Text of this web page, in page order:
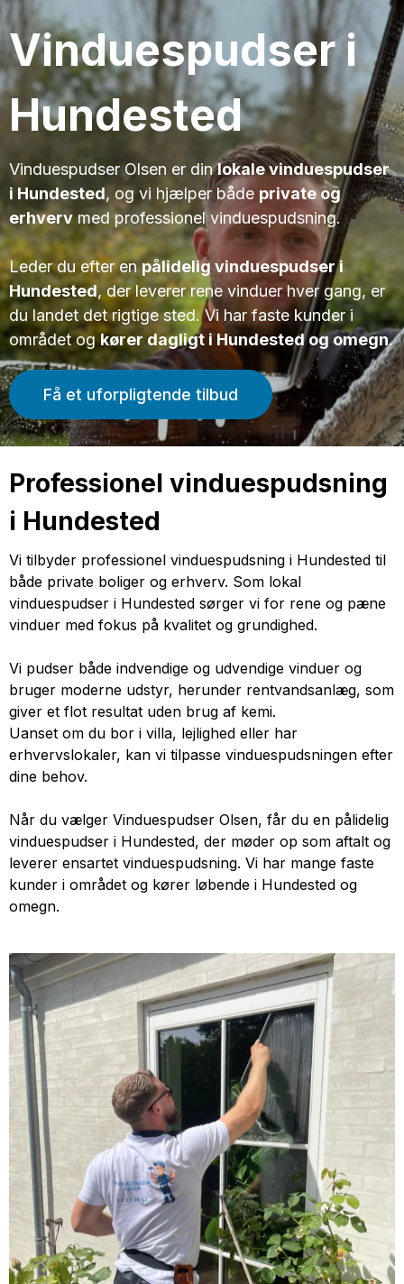
Vinduespudser i
Hundested
Vinduespudser Olsen er dinlokale vinduespudser
i Hundested, og vi hjælper både private og
erhvervmed professionel vinduespudsning.
Leder du efter en pålidelig vinduespudser i
Hundested, der leverer rene vinduer hver gang, er
du landet det rigtige sted. Vi har faste kunder i
området ogkører dagligt i Hundested og omegn.
Få et uforpligtende tilbud
Professionel vinduespudsning
i Hundested
Vi tilbyder professionel vinduespudsning i Hundested til
både private boliger og erhverv. Som lokal
vinduespudser i Hundested sørger vi for rene og pæne
vinduer med fokus på kvalitet og grundighed.
Vi pudser både indvendige og udvendige vinduer og
bruger moderne udstyr, herunder rentvandsanlæg, som
giver et flot resultat uden brug af kemi.
Uanset om du bor i villa, lejlighed eller har
erhvervslokaler, kan vi tilpasse vinduespudsningen efter
dine behov.
Når du vælger Vinduespudser Olsen, får du en pålidelig
vinduespudser i Hundested, der møder op som aftalt og
leverer ensartet vinduespudsning. Vi har mange faste
kunder i området og kører løbende i Hundested og
omegn.